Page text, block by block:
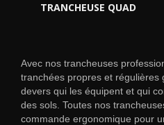
TRANCHEUSE QUAD
Avec nos trancheuses
tranchées propres et régulières
devers qui les équipent et qui
des sols. Toutes nos
commande ergonomique pour